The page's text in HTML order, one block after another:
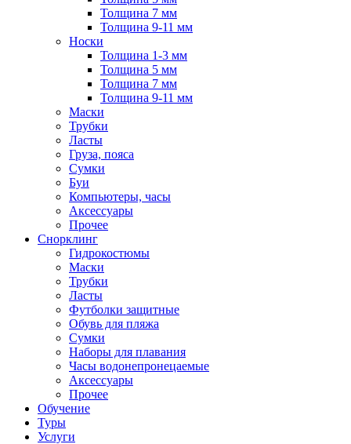
Толщина 7 мм
Толщина 9-11 мм
Носки
Толщина 1-3 мм
Толщина 5 мм
Толщина 7 мм
Толщина 9-11 мм
Маски
Трубки
Ласты
Груза, пояса
Сумки
Буи
Компьютеры, часы
Аксессуары
Прочее
Снорклинг
Гидрокостюмы
Маски
Трубки
Ласты
Футболки защитные
Обувь для пляжа
Сумки
Наборы для плавания
Часы водонепронецаемые
Аксессуары
Прочее
Обучение
Туры
Услуги